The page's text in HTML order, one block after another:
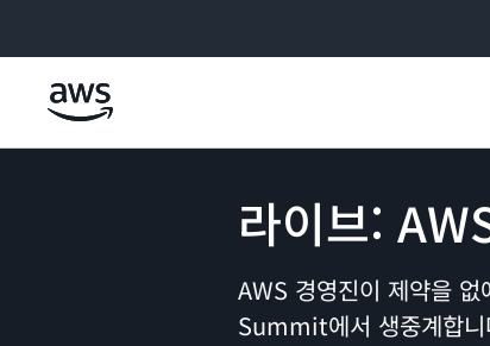
라이브:
AWS 경영진이 제약을
Summit에서 생중계합니